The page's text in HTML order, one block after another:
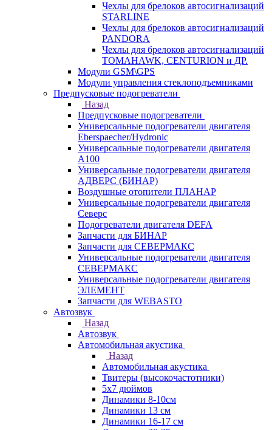
Чехлы для брелоков автосигнализаций
STARLINE
Чехлы для брелоков автосигнализаций
PANDORA
Чехлы для брелоков автосигнализаций
TOMAHAWK, CENTURION и ДР.
Модули GSM\GPS
Модули управления стеклоподъемниками
Предпусковые подогреватели
Назад
Предпусковые подогреватели
Универсальные подогреватели двигателя
Eberspaecher/Hydronic
Универсальные подогреватели двигателя
A100
Универсальные подогреватели двигателя
АДВЕРС (БИНАР)
Воздушные отопители ПЛАНАР
Универсальные подогреватели двигателя
Северс
Подогреватели двигателя DEFA
Запчасти для БИНАР
Запчасти для СЕВЕРМАКС
Универсальные подогреватели двигателя
СЕВЕРМАКС
Универсальные подогреватели двигателя
ЭЛЕМЕНТ
Запчасти для WEBASTO
Автозвук
Назад
Автозвук
Автомобильная акустика
Назад
Автомобильная акустика
Твитеры (высокочастотники)
5x7 дюймов
Динамики 8-10см
Динамики 13 см
Динамики 16-17 см